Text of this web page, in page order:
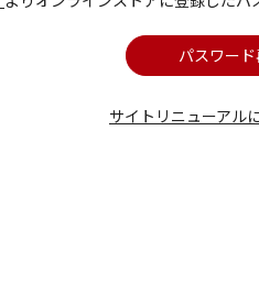
パスワー
サイトリニューア